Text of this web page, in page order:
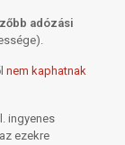
adózási
nem kaphatnak
ingyenes
ezekre